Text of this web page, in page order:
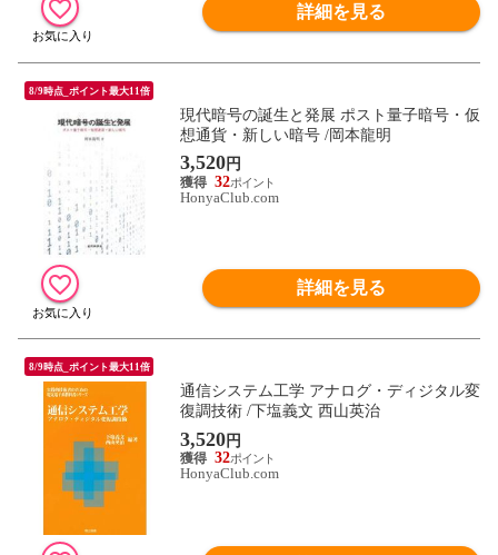
詳細を見る
8/9時点_ポイント最大11倍
現代暗号の誕生と発展 ポスト量子暗号・仮
想通貨・新しい暗号 /岡本龍明
3,520円
32
HonyaClub.com
詳細を見る
8/9時点_ポイント最大11倍
通信システム工学 アナログ・ディジタル変
復調技術 /下塩義文 西山英治
3,520円
32
HonyaClub.com